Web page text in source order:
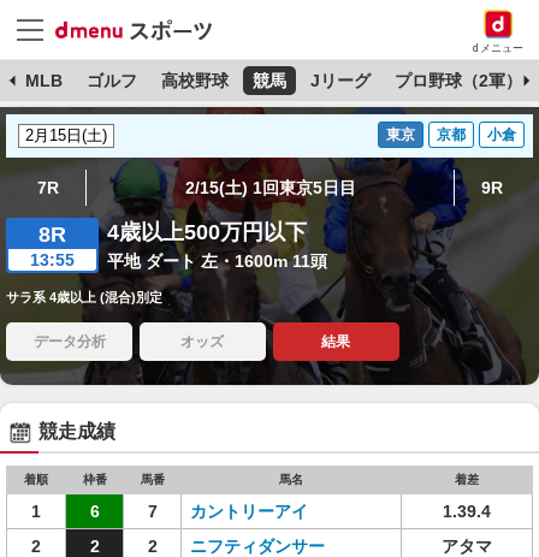
dメニュー
MLB ゴルフ 高校野球 競馬 Jリーグ プロ野球（2軍）
東京 京都 小倉
7R 2/15(土) 1回東京5日目 9R
8R
13:55
4歳以上500万円以下
平地 ダート 左・1600m 11頭
サラ系 4歳以上 (混合)別定
データ分析 オッズ 結果
競走成績
着順 枠番 馬番 馬名 着差
1 6 7 カントリーアイ
1.39.4
2
2 2 ニフティダンサー
アタマ